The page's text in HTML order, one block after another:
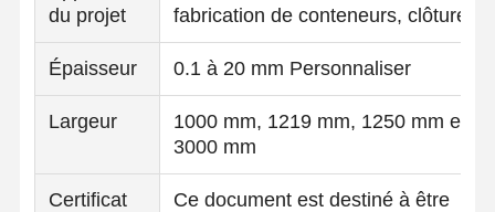
du projet
fabrication de conteneurs, clôtures
Épaisseur 0.1 à 20 mm Personnaliser
Largeur
1000 mm, 1219 mm, 1250 mm et
3000 mm
Certificat
Ce document est destiné à être